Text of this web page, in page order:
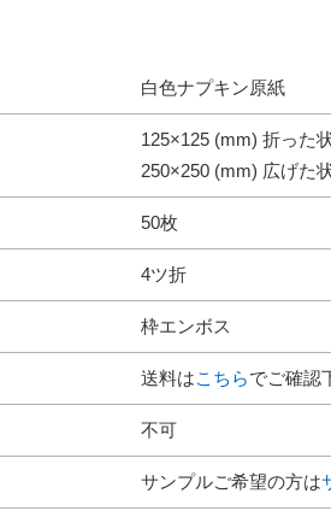
白色ナプキン原紙
125×125 (mm) 折った
250×250 (mm) 広げた
50枚
4ツ折
枠エンボス
送料はこちらでご確認
不可
サンプルご希望の方は